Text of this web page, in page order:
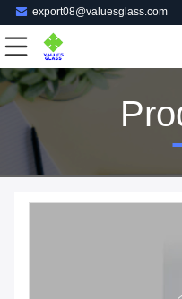
export08@valuesglass.com